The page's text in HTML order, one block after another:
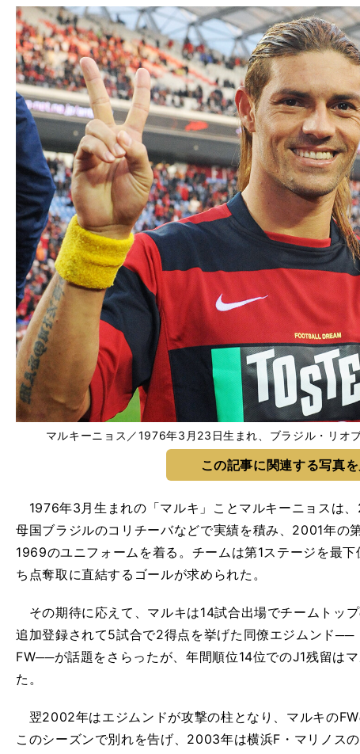
マルキーニョス／1976年3月23日生まれ、ブラジル・リ
この記事に関連する写真
1976年3月生まれの「マルキ」ことマルキーニョスは、
母国ブラジルのコリチーバなどで実績を積み、2001年の
1969のユニフォームを着る。チームは第1ステージを最
ち点奪取に直結するゴールが求められた。
その期待に応えて、マルキは14試合出場でチームトッ
追加登録されて5試合で2得点を挙げた同僚エジムンド──
FW──が話題をさらったが、年間順位14位でのJ1残留は
た。
翌2002年はエジムンドが攻撃の柱となり、マルキの
このシーズンで別れを告げ、2003年は横浜F・マリノスの